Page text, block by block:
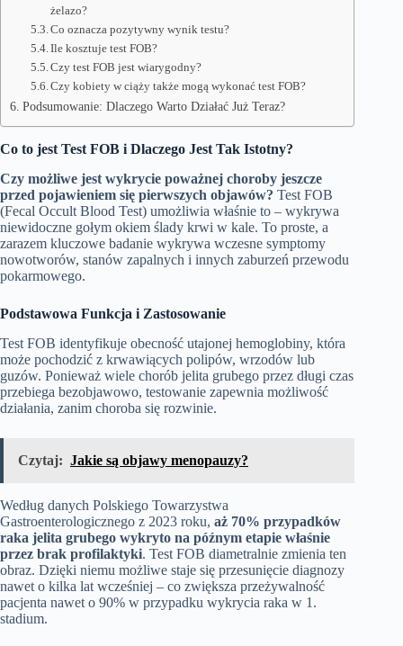
żelazo?
Co oznacza pozytywny wynik testu?
Ile kosztuje test FOB?
Czy test FOB jest wiarygodny?
Czy kobiety w ciąży także mogą wykonać test FOB?
Podsumowanie: Dlaczego Warto Działać Już Teraz?
Co to jest Test FOB i Dlaczego Jest Tak Istotny?
Czy możliwe jest wykrycie poważnej choroby jeszcze
przed pojawieniem się pierwszych objawów? Test FOB
(Fecal Occult Blood Test) umożliwia właśnie to – wykrywa
niewidoczne gołym okiem ślady krwi w kale. To proste, a
zarazem kluczowe badanie wykrywa wczesne symptomy
nowotworów, stanów zapalnych i innych zaburzeń przewodu
pokarmowego.
Podstawowa Funkcja i Zastosowanie
Test FOB identyfikuje obecność utajonej hemoglobiny, która
może pochodzić z krwawiących polipów, wrzodów lub
guzów. Ponieważ wiele chorób jelita grubego przez długi czas
przebiega bezobjawowo, testowanie zapewnia możliwość
działania, zanim choroba się rozwinie.
Czytaj: Jakie są objawy menopauzy?
Według danych Polskiego Towarzystwa
Gastroenterologicznego z 2023 roku, aż 70% przypadków
raka jelita grubego wykryto na późnym etapie właśnie
przez brak profilaktyki. Test FOB diametralnie zmienia ten
obraz. Dzięki niemu możliwe staje się przesunięcie diagnozy
nawet o kilka lat wcześniej – co zwiększa przeżywalność
pacjenta nawet o 90% w przypadku wykrycia raka w 1.
stadium.